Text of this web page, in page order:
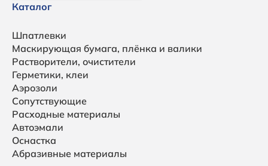
Каталог
Шпатлевки
Маскирующая бумага, плёнка и валики
Растворители, очистители
Герметики, клеи
Аэрозоли
Сопутствующие
Расходные материалы
Автоэмали
Оснастка
Абразивные материалы